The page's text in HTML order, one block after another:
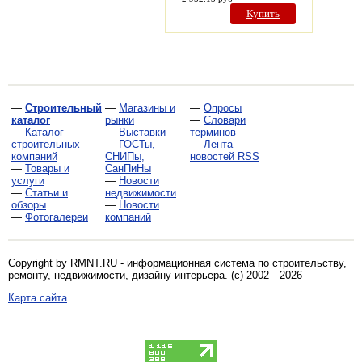
Купить
— Строительный
каталог
— Каталог
строительных
компаний
— Товары и
услуги
— Статьи и
обзоры
— Фотогалереи
— Магазины и
рынки
— Выставки
— ГОСТы,
СНИПы,
СанПиНы
— Новости
недвижимости
— Новости
компаний
— Опросы
— Словари
терминов
— Лента
новостей RSS
Copyright by RMNT.RU - информационная система по строительству,
ремонту, недвижимости, дизайну интерьера. (c) 2002—2026
Карта сайта